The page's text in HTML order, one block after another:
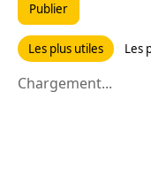
Publier
Les plus utiles Les
Chargement...